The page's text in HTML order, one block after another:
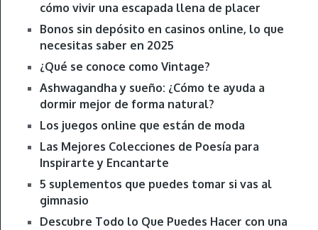
cómo vivir una escapada llena de placer
Bonos sin depósito en casinos online, lo que
necesitas saber en 2025
¿Qué se conoce como Vintage?
Ashwagandha y sueño: ¿Cómo te ayuda a
dormir mejor de forma natural?
Los juegos online que están de moda
Las Mejores Colecciones de Poesía para
Inspirarte y Encantarte
5 suplementos que puedes tomar si vas al
gimnasio
Descubre Todo lo Que Puedes Hacer con una